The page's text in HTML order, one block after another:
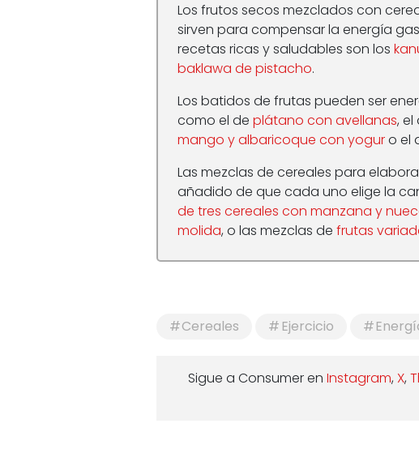
Los frutos secos mezclados con
sirven para compensar la energía
recetas ricas y saludables son los
baklawa de pistacho.
Los batidos de frutas pueden ser
como el de plátano con avellanas, el
mango y albaricoque con yoguro el
Las mezclas de cereales para
añadido de que cada uno elige la
de tres cereales con manzana y
molida, o las mezclas de frutas
Cereales Ejercicio
Sigue a Consumer enInstagram, X,